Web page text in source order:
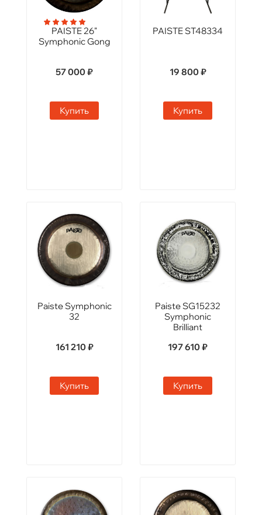
PAISTE 26"
Symphonic Gong
57 000 ₽
Купить
PAISTE ST48334
19 800 ₽
Купить
Paiste Symphonic
32
161 210 ₽
Купить
Paiste SG15232
Symphonic
Brilliant
197 610 ₽
Купить